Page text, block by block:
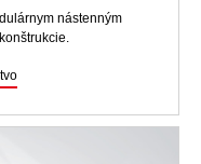
nástenným